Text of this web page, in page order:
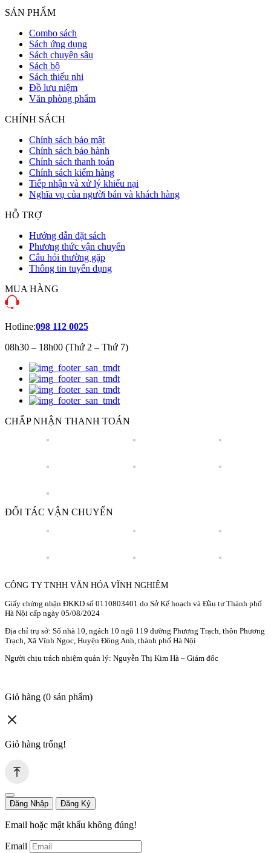
SẢN PHẨM
Combo sách
Sách ứng dụng
Sách chuyên sâu
Sách bộ
Sách thiếu nhi
Đồ lưu niệm
Văn phòng phẩm
CHÍNH SÁCH
Chính sách bảo mật
Chính sách bảo hành
Chính sách thanh toán
Chính sách kiểm hàng
Tiếp nhận và xử lý khiếu nại
Nghĩa vụ của người bán và khách hàng
HỖ TRỢ
Hướng dẫn đặt sách
Phương thức vận chuyển
Câu hỏi thường gặp
Thông tin tuyển dụng
MUA HÀNG
Hotline:098 112 0025
08h30 – 18h00 (Thứ 2 – Thứ 7)
CHẤP NHẬN THANH TOÁN
ĐỐI TÁC VẬN CHUYỂN
CÔNG TY TNHH VĂN HÓA VĨNH NGHIÊM
Giấy chứng nhận ĐKKD số 0110803401 do Sở Kế hoạch và Đầu tư Thành phố
Hà Nội cấp ngày 05/08/2024
Địa chỉ trụ sở: Số nhà 10, ngách 10 ngõ 119 đường Phương Trạch, thôn Phương
Trạch, Xã Vĩnh Ngọc, Huyện Đông Anh, thành phố Hà Nội
Người chịu trách nhiệm quản lý: Nguyễn Thị Kim Hà – Giám đốc
Giỏ hàng (0 sản phẩm)
Giỏ hàng trống!
Đăng Nhập Đăng Ký
Email hoặc mật khẩu không đúng!
Email